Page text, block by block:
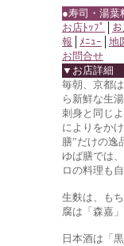
●寿司・湯
お店ﾄｯﾌﾟ
報
ﾒﾆｭｰ
地
お問合せ
▼お店詳細
毎朝、京都
ら新鮮な生
刺身と同じ
によりをか
膳”だけの逸
ゆば膳では
ロの料理も
生麩は、も
腐は「森嘉
日本酒は「